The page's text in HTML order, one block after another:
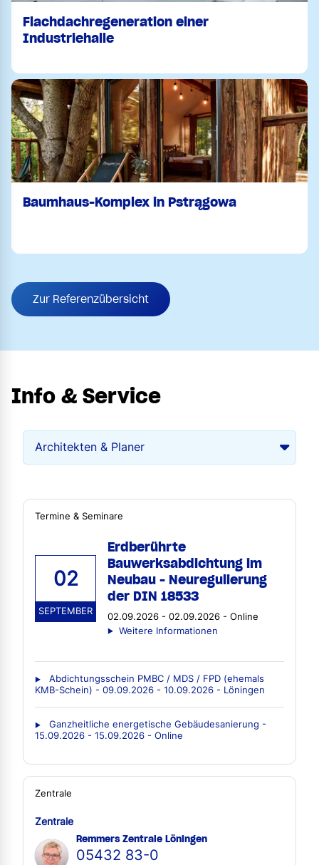
Flachdachregeneration einer
Industriehalle
Baumhaus-Komplex in Pstrągowa
Zur Referenzübersicht
Info & Service
Termine & Seminare
02
SEPTEMBER
Erdberührte
Bauwerksabdichtung im
Neubau - Neuregulierung
der DIN 18533
02.09.2026 - 02.09.2026 - Online
Weitere Informationen
Abdichtungsschein PMBC / MDS / FPD (ehemals
KMB-Schein) - 09.09.2026 - 10.09.2026 - Löningen
Ganzheitliche energetische Gebäudesanierung -
15.09.2026 - 15.09.2026 - Online
Zentrale
Zentrale
Remmers Zentrale Löningen
05432 83-0